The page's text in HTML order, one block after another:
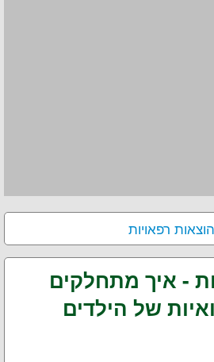
הוצאות רפאויות
- איך מתחלקים
של הילדים